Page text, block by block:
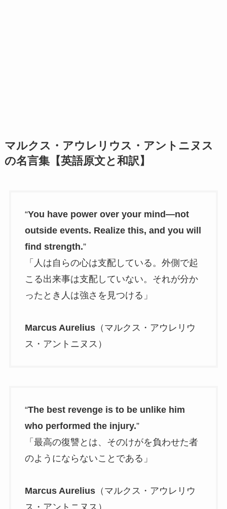
マルクス・アウレリウス・アントニヌス
の名言集【英語原文と和訳】
“You have power over your mind—not
outside events. Realize this, and you will
find strength.”
「人は自らの心は支配している。外側で起
こる出来事は支配していない。それが分か
ったとき人は強さを見つける」
Marcus Aurelius（マルクス・アウレリウ
ス・アントニヌス）
“The best revenge is to be unlike him
who performed the injury.”
「最高の復讐とは、そのけがを負わせた者
のようにならないことである」
Marcus Aurelius（マルクス・アウレリウ
ス・アントニヌス）